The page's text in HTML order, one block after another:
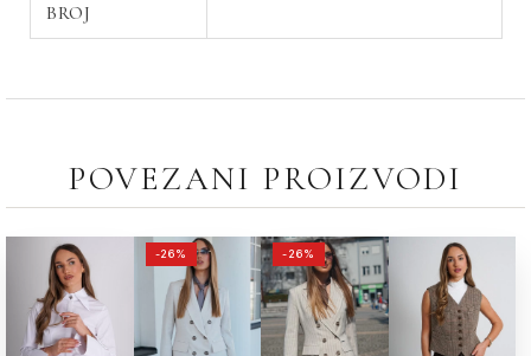
BROJ
POVEZANI PROIZVODI
-26%
ORIGINALNA
CENA
JE
BILA:
13,490.00РСД.
TRENUTNA
CENA
JE:
9,990.00РСД.
-26%
ORIGINALNA
CENA
JE
BILA:
13,490.00РСД.
TRENUTNA
CENA
JE:
9,990.00РСД.